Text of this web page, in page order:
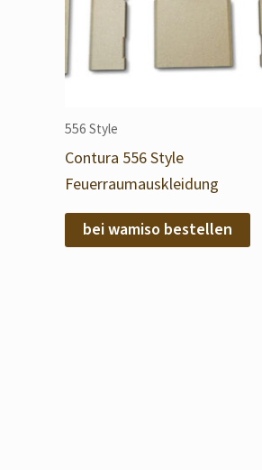
556 Style
Contura 556 Style
Feuerraumauskleidung
bei wamiso bestellen